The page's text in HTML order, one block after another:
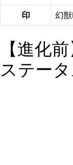
印 幻
【進化
ステー